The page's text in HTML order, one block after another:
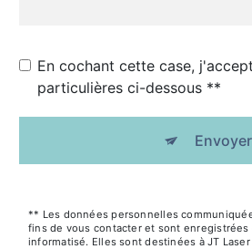
En cochant cette case,
particulières ci-dessous **
Envoyer
** Les données personnelles
fins de vous contacter et sont enregistrées
informatisé. Elles sont destinées à JT